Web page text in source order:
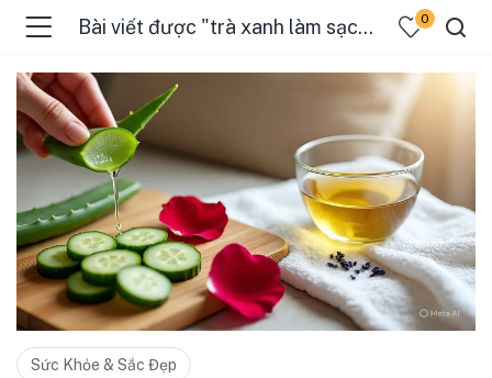
Bài viết được "trà xanh làm sạch da" 0
Sức Khỏe & Sắc Đẹp